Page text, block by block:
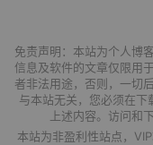
免责声明：本站为个人博
信息及软件的文章仅限用
者非法用途，否则，一切
与本站无关，您必须在
上述内容。访问和
本站为非盈利性站点，